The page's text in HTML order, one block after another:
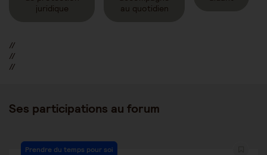
juridique
au quotidien
//
//
//
Ses participations au forum
Prendre du temps pour soi